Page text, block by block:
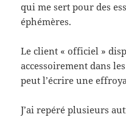
qui me sert pour des
éphémères.
Le client « officiel »
accessoirement dans
peut l’écrire une
J’ai repéré plusieurs